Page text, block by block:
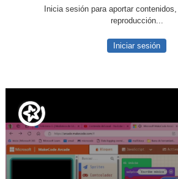
Inicia sesión para aportar
reproducción...
Iniciar sesión